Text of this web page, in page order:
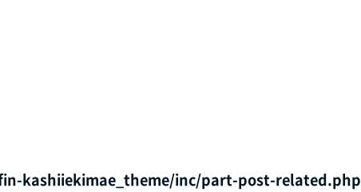
kashiiekimae_theme/inc/part-post-related.php